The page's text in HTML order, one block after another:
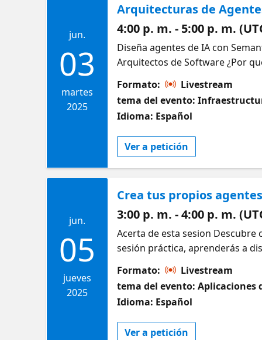
Kernel y Autogen. Oportunidad
quieren iniciarse en este
IA utilizando el Servicio de
familiarizados con LLMs,
demos y recursos como "AI
https://aka.ms/
jun.
03
martes
2025
Arquitecturas de
4:00 p. m. - 5:00 p. m.
Diseña agentes de IA con
Arquitectos de Software ¿Por
integrar agentes en entornos
Studio. Aprende más y
Formato:
Livestream
tema del evento:
Idioma: Español
Ver a petición
jun.
05
jueves
2025
Crea tus propios
3:00 p. m. - 4:00 p. m.
Acerta de esta sesion
sesión práctica, aprenderás a
ampliar las capacidades de tus
dirigido? Desarrolladores , AI
¿Por qué debería asistir?
personalizados que pueden
herramientas fáciles de usar,
Formato:
Livestream
tema del evento: Aplicaciones
Idioma: Español
Ver a petición